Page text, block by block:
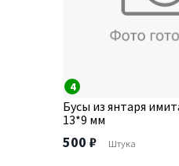
4
Бусы из янтаря
13*9 мм
500 ₽ Штука